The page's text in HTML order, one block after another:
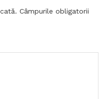
Câmpurile obligatorii